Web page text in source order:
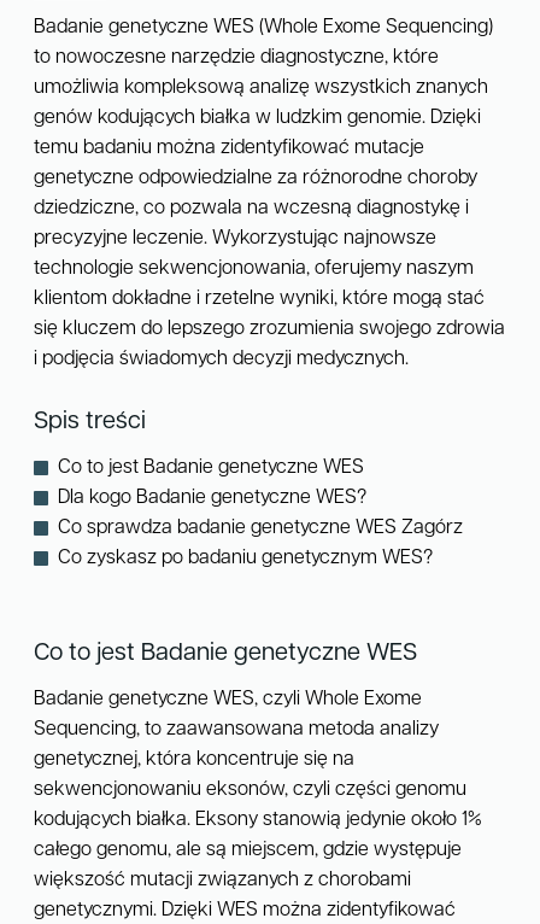
Badanie genetyczne WES (Whole Exome Sequencing)
to nowoczesne narzędzie diagnostyczne, które
umożliwia kompleksową analizę wszystkich znanych
genów kodujących białka w ludzkim genomie. Dzięki
temu badaniu można zidentyfikować mutacje
genetyczne odpowiedzialne za różnorodne choroby
dziedziczne, co pozwala na wczesną diagnostykę i
precyzyjne leczenie. Wykorzystując najnowsze
technologie sekwencjonowania, oferujemy naszym
klientom dokładne i rzetelne wyniki, które mogą stać
się kluczem do lepszego zrozumienia swojego zdrowia
i podjęcia świadomych decyzji medycznych.
Spis treści
Co to jest Badanie genetyczne WES
Dla kogo Badanie genetyczne WES?
Co sprawdza badanie genetyczne WES Zagórz
Co zyskasz po badaniu genetycznym WES?
Co to jest Badanie genetyczne WES
Badanie genetyczne WES, czyli Whole Exome
Sequencing, to zaawansowana metoda analizy
genetycznej, która koncentruje się na
sekwencjonowaniu eksonów, czyli części genomu
kodujących białka. Eksony stanowią jedynie około 1%
całego genomu, ale są miejscem, gdzie występuje
większość mutacji związanych z chorobami
genetycznymi. Dzięki WES można zidentyfikować